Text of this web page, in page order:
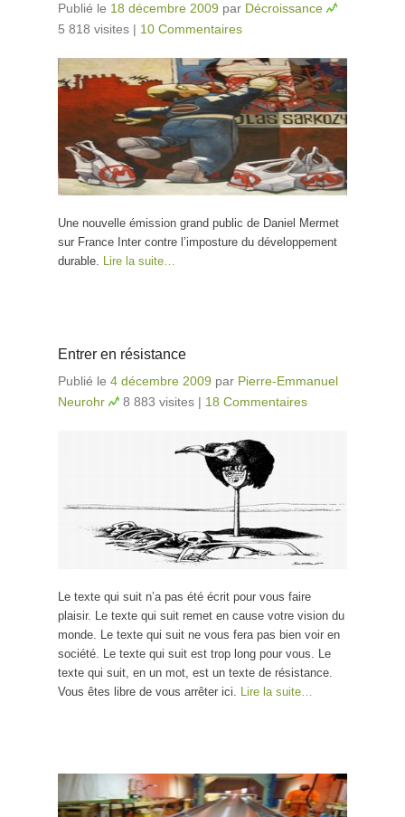
Publié le 18 décembre 2009 par Décroissance
5 818 visites | 10 Commentaires
Une nouvelle émission grand public de Daniel Mermet
sur France Inter contre l’imposture du développement
durable. Lire la suite…
Entrer en résistance
Publié le 4 décembre 2009 par Pierre-Emmanuel
Neurohr
8 883 visites | 18 Commentaires
Le texte qui suit n’a pas été écrit pour vous faire
plaisir. Le texte qui suit remet en cause votre vision du
monde. Le texte qui suit ne vous fera pas bien voir en
société. Le texte qui suit est trop long pour vous. Le
texte qui suit, en un mot, est un texte de résistance.
Vous êtes libre de vous arrêter ici.
Lire la suite…